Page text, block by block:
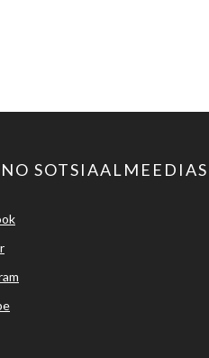
SOTSIAALMEEDIAS